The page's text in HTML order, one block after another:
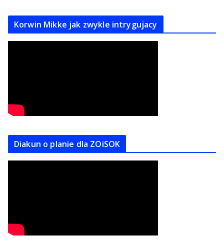
Korwin Mikke jak zwykle intrygujacy
Diakun o planie dla ZOiSOK